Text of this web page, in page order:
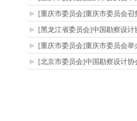
[重庆市委员会]重庆市委员会
[黑龙江省委员会]中国勘察设
[重庆市委员会]重庆市委员会
[北京市委员会]中国勘察设计